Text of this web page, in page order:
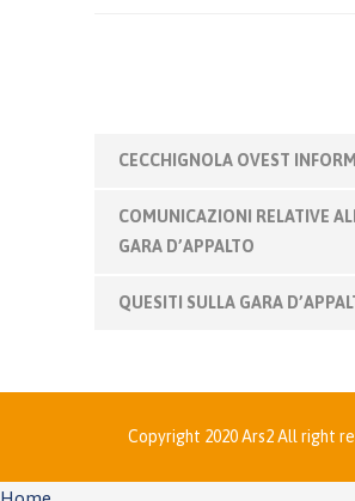
CECCHIGNOLA OVEST
COMUNICAZIONI RELATIVE
GARA D’APPALTO
QUESITI SULLA GARA
Copyright 2020 Ars2 All right